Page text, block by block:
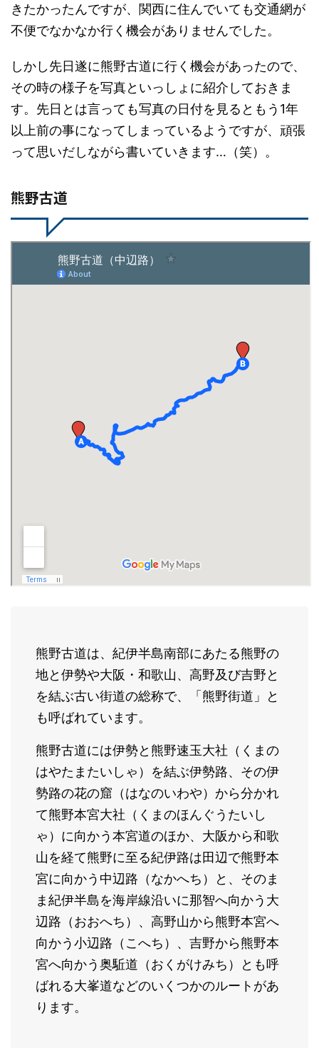
きたかったんですが、関西に住んでいても交通網が
不便でなかなか行く機会がありませんでした。
しかし先日遂に熊野古道に行く機会があったので、
その時の様子を写真といっしょに紹介しておきま
す。先日とは言っても写真の日付を見るともう1年
以上前の事になってしまっているようですが、頑張
って思いだしながら書いていきます…（笑）。
熊野古道
熊野古道は、紀伊半島南部にあたる熊野の
地と伊勢や大阪・和歌山、高野及び吉野と
を結ぶ古い街道の総称で、「熊野街道」と
も呼ばれています。
熊野古道には伊勢と熊野速玉大社（くまの
はやたまたいしゃ）を結ぶ伊勢路、その伊
勢路の花の窟（はなのいわや）から分かれ
て熊野本宮大社（くまのほんぐうたいし
ゃ）に向かう本宮道のほか、大阪から和歌
山を経て熊野に至る紀伊路は田辺で熊野本
宮に向かう中辺路（なかへち）と、そのま
ま紀伊半島を海岸線沿いに那智へ向かう大
辺路（おおへち）、高野山から熊野本宮へ
向かう小辺路（こへち）、吉野から熊野本
宮へ向かう奥駈道（おくがけみち）とも呼
ばれる大峯道などのいくつかのルートがあ
ります。